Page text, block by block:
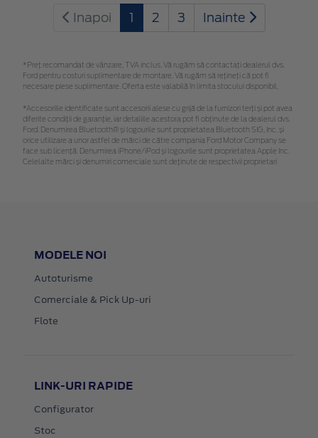
Inapoi 1 2 3 Inainte
*Preţ recomandat de vânzare, TVA inclus. Vă rugăm să contactaţi dealerul dvs.
Ford pentru costuri suplimentare de montare. Vă rugăm să rețineți că pot fi
necesare piese suplimentare. Oferta este valabilă în limita stocului disponibil.
*Accesoriile identificate sunt accesorii alese cu grijă de la furnizori terți și pot avea
diferite condiții de garanție, iar detaliile acestora pot fi obținute de la dealerul dvs.
Ford. Denumirea Bluetooth® și logourile sunt proprietatea Bluetooth SIG, Inc. și
orice utilizare a unor astfel de mărci de către compania Ford Motor Company se
face sub licență. Denumirea iPhone/iPod și logourile sunt proprietatea Apple Inc.
Celelalte mărci și denumiri comerciale sunt deținute de respectivii proprietari
MODELE NOI
Autoturisme
Comerciale & Pick Up-uri
Flote
LINK-URI RAPIDE
Configurator
Stoc